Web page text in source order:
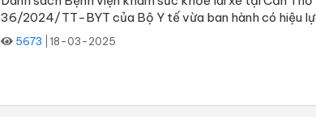
36/2024/TT-BYT của Bộ Y tế vừa ban hành có hiệu
5673 18-03-2025